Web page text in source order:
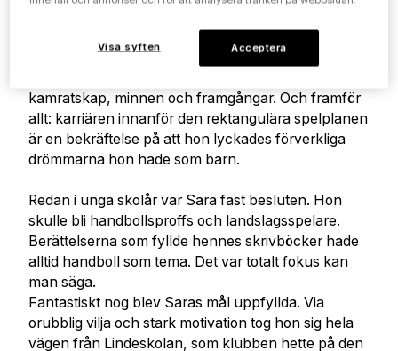
att tillvaron fått så många ingredienser.
Sara har dock handbollen mycket att tacka.
kamratskap, minnen och framgångar. Och framför
allt: karriären innanför den rektangulära spelplanen
är en bekräftelse på att hon lyckades förverkliga
drömmarna hon hade som barn.
Redan i unga skolår var Sara fast besluten. Hon
skulle bli handbollsproffs och landslagsspelare.
Berättelserna som fyllde hennes skrivböcker hade
alltid handboll som tema. Det var totalt fokus kan
man säga.
Fantastiskt nog blev Saras mål uppfyllda. Via
orubblig vilja och stark motivation tog hon sig hela
vägen från Lindeskolan, som klubben hette på den
Visa syften Acceptera